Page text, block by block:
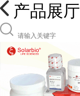
产品展厅